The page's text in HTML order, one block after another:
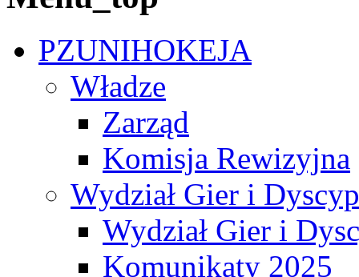
PZUNIHOKEJA
Władze
Zarząd
Komisja Rewizyjna
Wydział Gier i
Wydział Gier i
Komunikaty 2025